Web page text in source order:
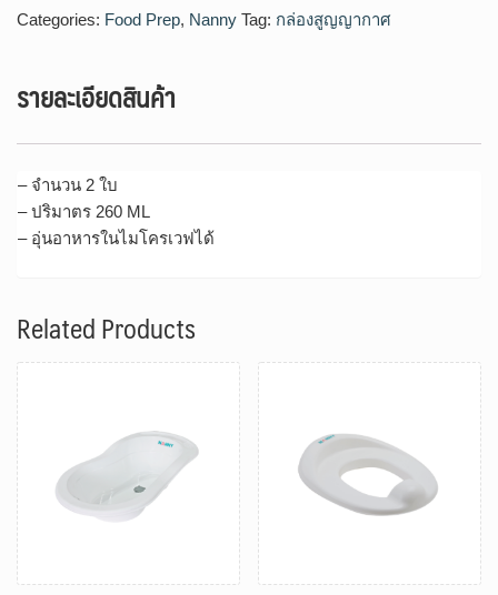
Categories: Food Prep, Nanny Tag: กล่องสูญญากาศ
รายละเอียดสินค้า
– จำนวน 2 ใบ
– ปริมาตร 260 ML
– อุ่นอาหารในไมโครเวฟได้
Related Products